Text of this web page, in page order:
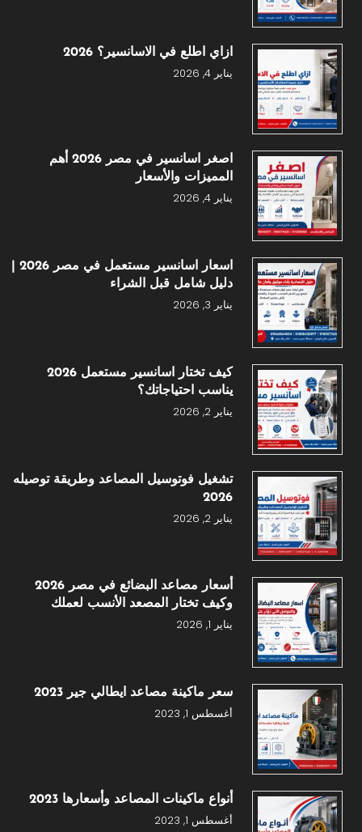
ازاي اطلع في الاسانسير؟ 2026
يناير 4, 2026
اصغر اسانسير في مصر 2026 أهم
المميزات والأسعار
يناير 4, 2026
دليل شامل قبل الشراء
يناير 3, 2026
كيف تختار اسانسير مستعمل 2026
يناسب احتياجاتك؟
يناير 2, 2026
تشغيل فوتوسيل المصاعد وطريقة توصيله
2026
يناير 2, 2026
أسعار مصاعد البضائع في مصر 2026
وكيف تختار المصعد الأنسب لعملك
يناير 1, 2026
سعر ماكينة مصاعد ايطالي جير 2023
أغسطس 1, 2023
أنواع ماكينات المصاعد وأسعارها 2023
أغسطس 1, 2023